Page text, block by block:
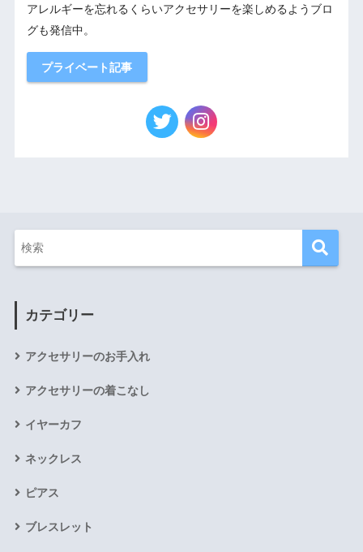
アレルギーを忘れるくらいアクセサリーを楽しめるようブロ
グも発信中。
プライベート記事
カテゴリー
アクセサリーのお手入れ
アクセサリーの着こなし
イヤーカフ
ネックレス
ピアス
ブレスレット